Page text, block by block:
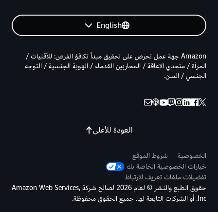
English
العودة للأعلى
Amazon جهة عمل تحرص على تحقيق مبدأ تكافؤ الفرص: للأقليات /
المرأة / متحدي الإعاقة / المحاربين القدماء / الهوية الجنسية / التوجه
الجنسي / السن.
الخصوصية
شروط الموقع
خيارات الخصوصية الخاصة بك
تفضيلات ملفات تعريف الارتباط
حقوق الطبع والنشر © لعام 2026 لصالح شركة Amazon Web Services,
Inc. أو الشركات التابعة لها. جميع الحقوق محفوظة.